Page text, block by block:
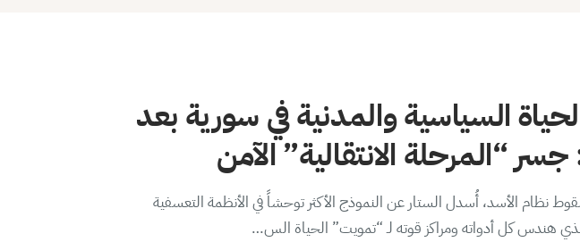
السياسية والمدنية في سورية بعد
جسر “المرحلة الانتقالية” الآمن
نظام الأسد، أُسدل الستار عن النموذج الأكثر توحشاً في الأنظمة التعسفية
هندس كل أدواته ومراكز قوته لـ “تمويت” الحياة الس…